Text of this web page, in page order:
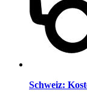
Schweiz: